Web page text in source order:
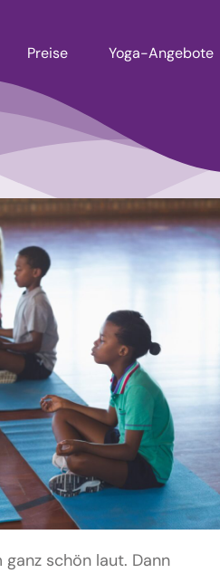
Preise Yoga-Angebote
schön laut. Dann